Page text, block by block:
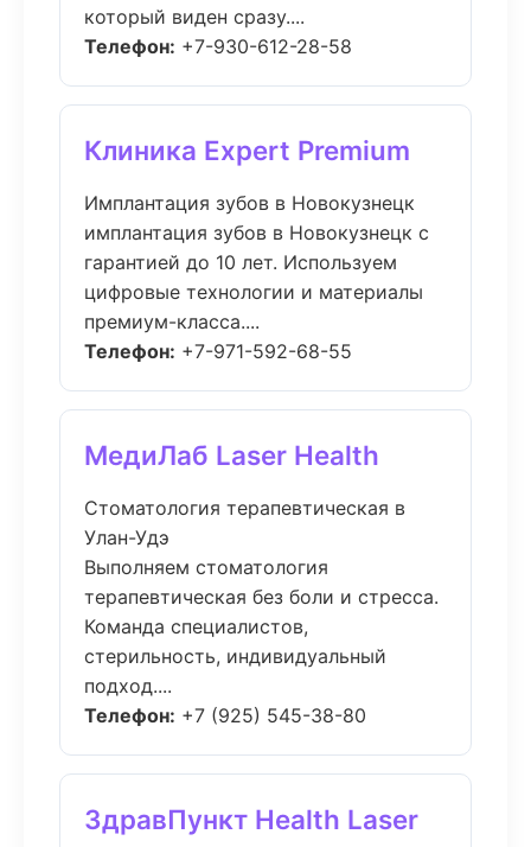
который виден сразу....
Телефон: +7-930-612-28-58
Клиника Expert Premium
Имплантация зубов в Новокузнецк
имплантация зубов в Новокузнецк с
гарантией до 10 лет. Используем
цифровые технологии и материалы
премиум-класса....
Телефон: +7-971-592-68-55
МедиЛаб Laser Health
Стоматология терапевтическая в
Улан-Удэ
Выполняем стоматология
терапевтическая без боли и стресса.
Команда специалистов,
стерильность, индивидуальный
подход....
Телефон: +7 (925) 545-38-80
ЗдравПункт Health Laser